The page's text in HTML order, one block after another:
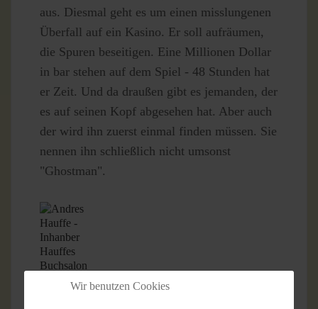
aus. Diesmal geht es um einen misslungenen
Überfall auf ein Kasino. Er soll aufräumen,
die Spuren beseitigen. Eine Millionen Dollar
in bar stehen auf dem Spiel - 48 Stunden hat
er Zeit. Und da draußen gibt es jemanden, der
es auf seinen Kopf abgesehen hat. Aber auch
der wird ihn zuerst einmal finden müssen. Sie
nennen ihn schließlich nicht umsonst
"Ghostman".
Gelesen von Andreas Hauffe
Wir benutzen Cookies